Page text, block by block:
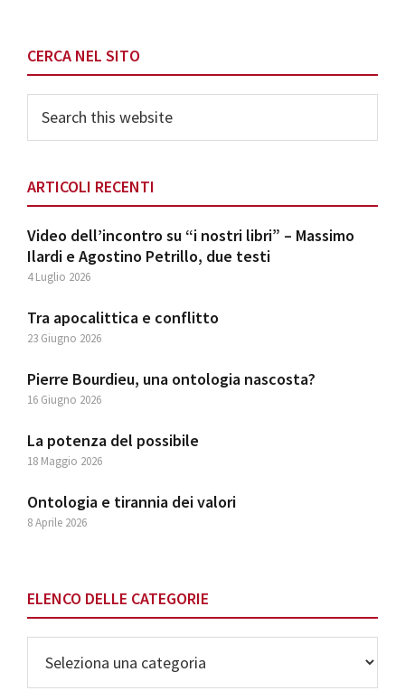
Primary
Sidebar
CERCA NEL SITO
this
ARTICOLI RECENTI
Video dell’incontro su “i nostri libri” – Massimo
Ilardi e Agostino Petrillo, due testi
4 Luglio 2026
Tra apocalittica e conflitto
23 Giugno 2026
Pierre Bourdieu, una ontologia nascosta?
16 Giugno 2026
La potenza del possibile
18 Maggio 2026
Ontologia e tirannia dei valori
8 Aprile 2026
ELENCO DELLE CATEGORIE
delle
Categorie